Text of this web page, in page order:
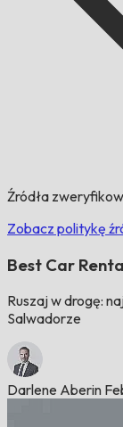
Źródła
Zobacz politykę
Best Car
Ruszaj w drogę:
Salwadorze
Darlene Aberin